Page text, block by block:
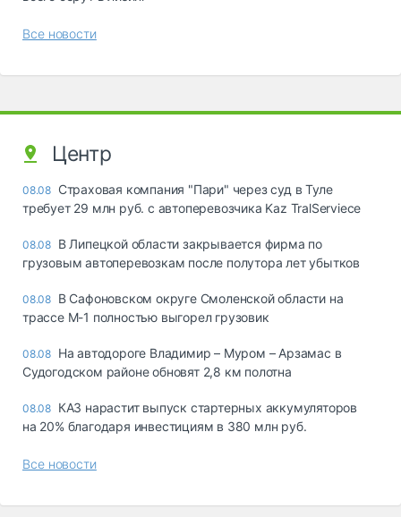
Все новости
Центр
08.08 Страховая компания "Пари" через суд в Туле
требует 29 млн руб. с автоперевозчика Kaz TralServiece
08.08 В Липецкой области закрывается фирма по
грузовым автоперевозкам после полутора лет убытков
08.08 В Сафоновском округе Смоленской области на
трассе М-1 полностью выгорел грузовик
08.08 На автодороге Владимир – Муром – Арзамас в
Судогодском районе обновят 2,8 км полотна
08.08 КАЗ нарастит выпуск стартерных аккумуляторов
на 20% благодаря инвестициям в 380 млн руб.
Все новости